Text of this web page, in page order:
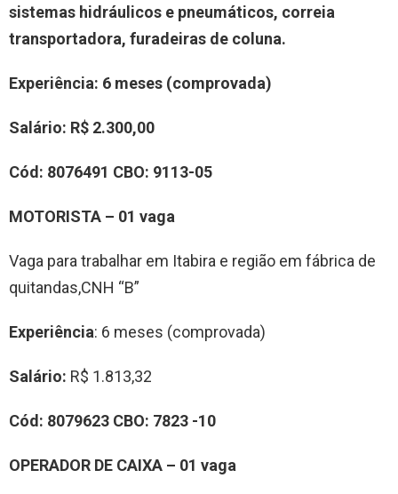
sistemas hidráulicos e pneumáticos, correia
transportadora, furadeiras de coluna.
Experiência: 6 meses (comprovada)
Salário: R$ 2.300,00
Cód: 8076491 CBO: 9113-05
MOTORISTA – 01 vaga
Vaga para trabalhar em Itabira e região em fábrica de
quitandas,CNH “B”
Experiência: 6 meses (comprovada)
Salário: R$ 1.813,32
Cód: 8079623 CBO: 7823 -10
OPERADOR DE CAIXA – 01 vaga